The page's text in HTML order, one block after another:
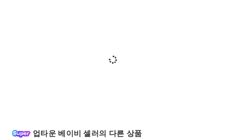
업타운 베이비 셀러의 다른 상품